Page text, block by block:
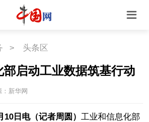
> 头条区
启动工业数据筑基行动
：新华网
10日电（记者周圆） 工业和信息化部